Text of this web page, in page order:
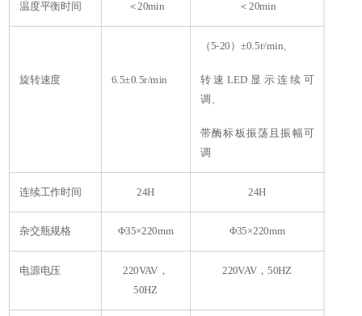
温度平衡时间 ＜20min ＜20min
旋转速度 6.5±0.5r/min
（5-20）±0.5r/min、
转速LED显示连续可
调、
带酶标板振荡且振幅可
调
连续工作时间 24H 24H
杂交瓶规格 Φ35×220mm Φ35×220mm
电源电压
220VAV，
50HZ
220VAV，50HZ